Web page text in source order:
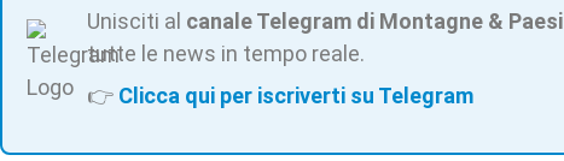
Unisciti al canale Telegram di Montagne & Paesi
tutte le news in tempo reale.
👉 Clicca qui per iscriverti su Telegram